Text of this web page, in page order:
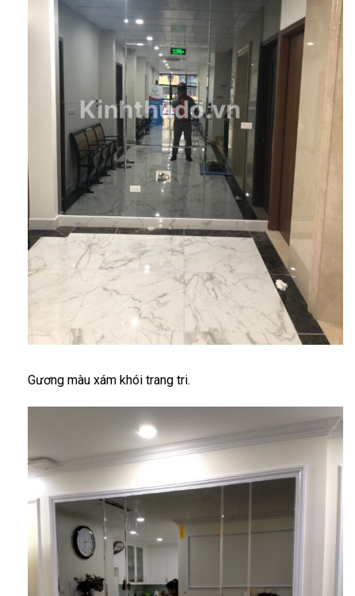
Gương màu xám khói trang tri.